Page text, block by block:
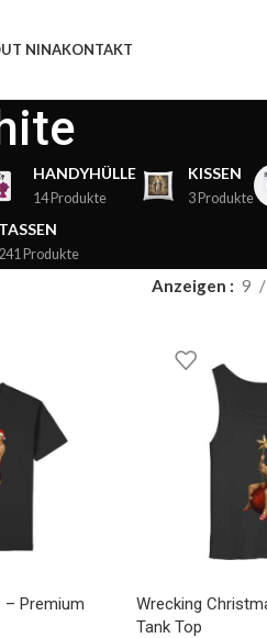
NINAKONTAKT
HANDYHÜLLE
14 Produkte
KISSEN
3 Produkte
TASSEN
241 Produkte
Anzeigen 9
– Premium
Wrecking
Tank Top